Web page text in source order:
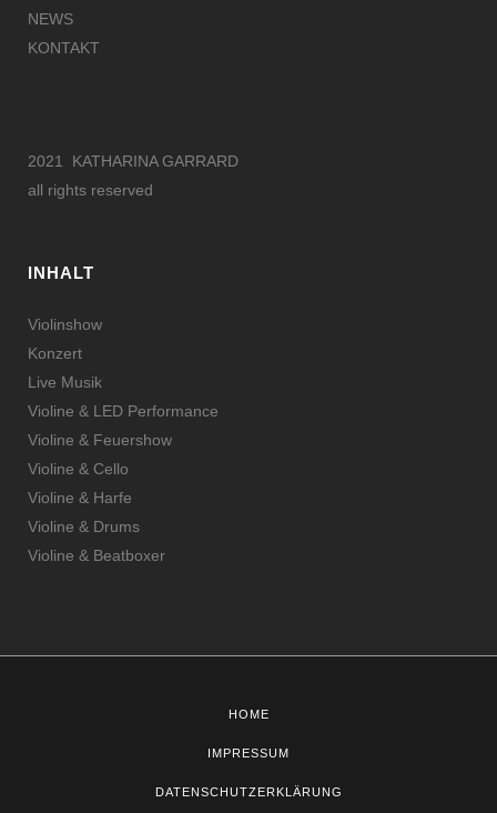
NEWS
KONTAKT
2021 KATHARINA GARRARD
all rights reserved
INHALT
Violinshow
Konzert
Live Musik
Violine & LED Performance
Violine & Feuershow
Violine & Cello
Violine & Harfe
Violine & Drums
Violine & Beatboxer
HOME
IMPRESSUM
DATENSCHUTZERKLÄRUNG